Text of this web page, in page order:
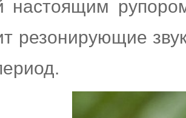
настоящим
резонирующие